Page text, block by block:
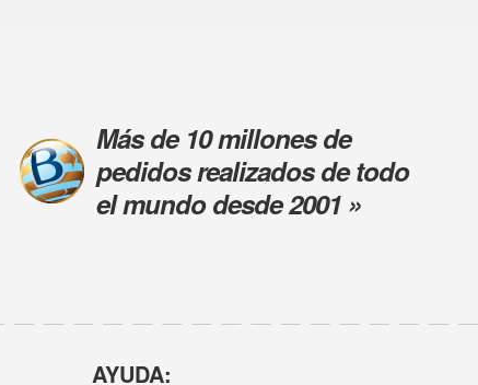
Más de 10 millones de
pedidos realizados de todo
el mundo desde 2001 »
AYUDA: